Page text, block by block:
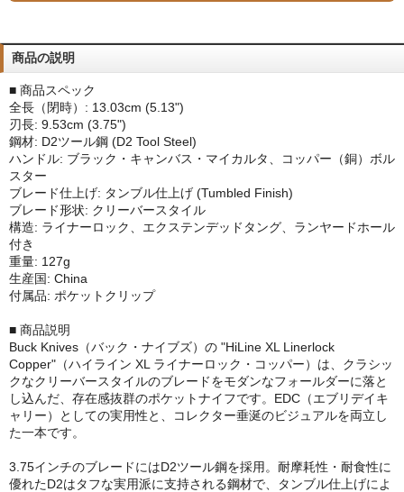
商品の説明
■ 商品スペック
全長（閉時）: 13.03cm (5.13")
刃長: 9.53cm (3.75")
鋼材: D2ツール鋼 (D2 Tool Steel)
ハンドル: ブラック・キャンバス・マイカルタ、コッパー（銅）ボル
スター
ブレード仕上げ: タンブル仕上げ (Tumbled Finish)
ブレード形状: クリーバースタイル
構造: ライナーロック、エクステンデッドタング、ランヤードホール
付き
重量: 127g
生産国: China
付属品: ポケットクリップ
■ 商品説明
Buck Knives（バック・ナイブズ）の "HiLine XL Linerlock
Copper"（ハイライン XL ライナーロック・コッパー）は、クラシッ
クなクリーバースタイルのブレードをモダンなフォールダーに落と
し込んだ、存在感抜群のポケットナイフです。EDC（エブリデイキ
ャリー）としての実用性と、コレクター垂涎のビジュアルを両立し
た一本です。
3.75インチのブレードにはD2ツール鋼を採用。耐摩耗性・耐食性に
優れたD2はタフな実用派に支持される鋼材で、タンブル仕上げによ